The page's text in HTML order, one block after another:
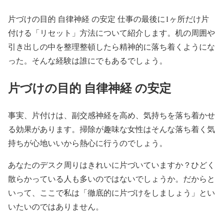
片づけの目的 自律神経 の安定 仕事の最後に1ヶ所だけ片
付ける「リセット」方法について紹介します。机の周囲や
引き出しの中を整理整頓したら精神的に落ち着くようにな
った。そんな経験は誰にでもあるでしょう。
片づけの目的 自律神経 の安定
事実、片付けは、副交感神経を高め、気持ちを落ち着かせ
る効果があります。掃除が趣味な女性はそんな落ち着く気
持ちが心地いいから熱心に行うのでしょう。
あなたのデスク周りはきれいに片づいていますか？ひどく
散らかっている人も多いのではないでしょうか。だからと
いって、ここで私は「徹底的に片づけをしましょう」とい
いたいのではありません。